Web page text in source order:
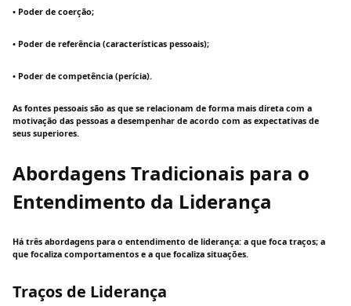
• Poder de coerção;
• Poder de referência (características pessoais);
• Poder de competência (perícia).
As fontes pessoais são as que se relacionam de forma mais direta com a
motivação das pessoas a desempenhar de acordo com as expectativas de
seus superiores.
Abordagens Tradicionais para o
Entendimento da Liderança
Há três abordagens para o entendimento de liderança: a que foca traços; a
que focaliza comportamentos e a que focaliza situações.
Traços de Liderança